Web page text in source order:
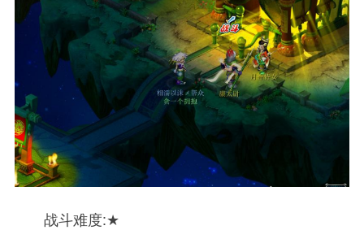
战斗难度:★